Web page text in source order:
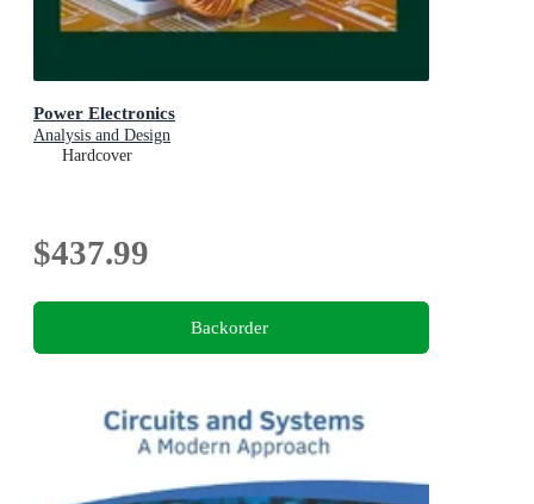
Power Electronics
Analysis and Design
Hardcover
$437.99
Backorder